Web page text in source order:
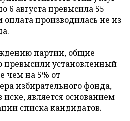
6 августа превысила 55
производилась не из
партии, общие
превысили установленный
чем на 5% от
избирательного фонда,
иске, является основанием
списка кандидатов.